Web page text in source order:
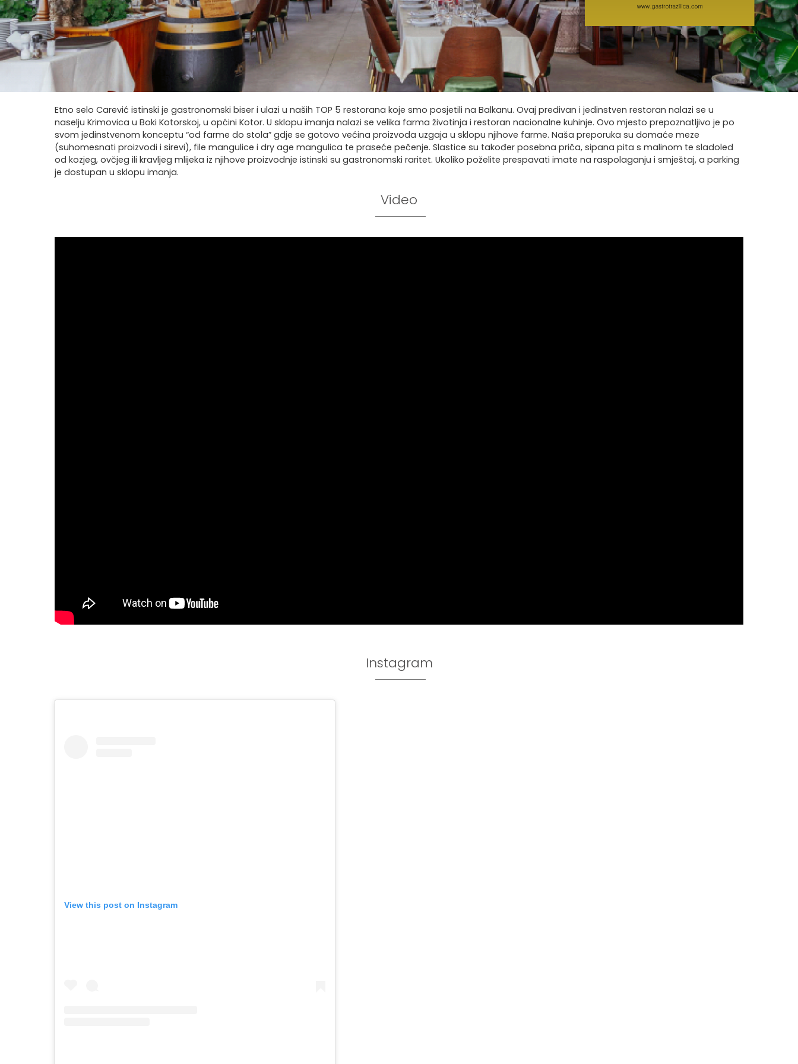
Etno selo Carević istinski je gastronomski biser i ulazi u naših TOP 5 restorana koje smo posjetili na Balkanu. Ovaj predivan i jedinstven restoran nalazi se u
naselju Krimovica u Boki Kotorskoj, u općini Kotor. U sklopu imanja nalazi se velika farma životinja i restoran nacionalne kuhinje. Ovo mjesto prepoznatljivo je po
svom jedinstvenom konceptu “od farme do stola” gdje se gotovo većina proizvoda uzgaja u sklopu njihove farme. Naša preporuka su domaće meze
(suhomesnati proizvodi i sirevi), file mangulice i dry age mangulica te praseće pečenje. Slastice su također posebna priča, sipana pita s malinom te sladoled
od kozjeg, ovčjeg ili kravljeg mlijeka iz njihove proizvodnje istinski su gastronomski raritet. Ukoliko poželite prespavati imate na raspolaganju i smještaj, a parking
je dostupan u sklopu imanja.
Video
Instagram
View this post on Instagram